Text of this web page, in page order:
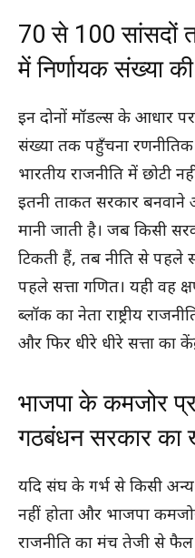
70 से 100 सांसदों
में निर्णायक संख्या
इन दोनों मॉडल्स के आधार
संख्या तक पहुँचना रणनीतिक
भारतीय राजनीति में छोटी
इतनी ताकत सरकार बनवाने
मानी जाती है। जब किसी
टिकती हैं, तब नीति से पहले
पहले सत्ता गणित। यही वह
ब्लॉक का नेता राष्ट्रीय
और फिर धीरे धीरे सत्ता का
भाजपा के कमजोर
गठबंधन सरकार का
यदि संघ के गर्भ से किसी अन्य
नहीं होता और भाजपा
राजनीति का मंच तेजी से